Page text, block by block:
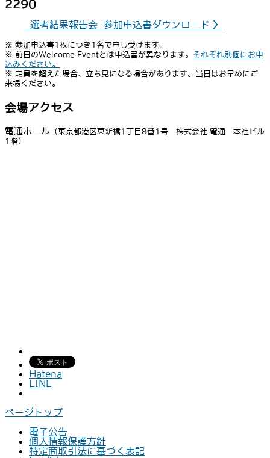
2290
選考結果報告会 参加申込書ダウンロード 〉
※ 参加申込書1枚につき1名で申し受けます。
※ 前日のWelcome Eventとは申込書が異なります。 それぞれ別個にお申
込みください。
※ 定員を超えた場合、立ち見になる場合があります。当日はお早めにご
来場ください。
会場アクセス
電通ホール （東京都港区東新橋1丁目8番1号 株式会社 電通 本社ビル
1階）
Hatena
LINE
ページトップ
電子公告
個人情報保護方針
特定商取引法に基づく表記